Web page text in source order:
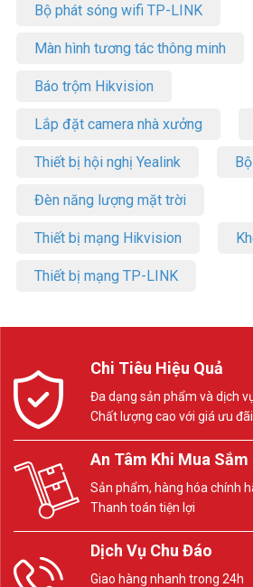
Bộ phát sóng wifi TP-LINK
Màn hình tương tác thông minh
Báo trộm Hikvision
Lắp đặt camera nhà xưởng
Thiết bị hội nghị Yealink
Đèn năng lượng mặt trời
Thiết bị mạng Hikvision
Thiết bị mạng TP-LINK
Chi Tiêu Hiệu Quả
Đa dạng sản phẩm và dịch
Chất lượng cao với giá ưu đãi
An Tâm Khi Mua Sắm
Sản phẩm, hàng hóa chính
Thanh toán tiện lợi
Dịch Vụ Chu Đáo
Giao hàng nhanh trong 24h